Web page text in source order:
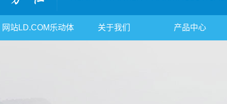
网站LD.COM乐动体 关于我们 产品中心